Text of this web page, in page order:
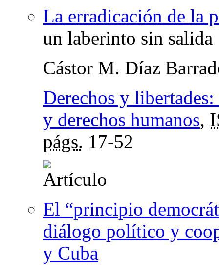
La erradicación de la
un laberinto sin salida
Cástor M. Díaz
Derechos y
y derechos humanos,
págs. 17-52
El “principio
diálogo político y
y Cuba